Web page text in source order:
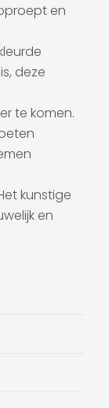
en
deze
te komen.
kunstige
en